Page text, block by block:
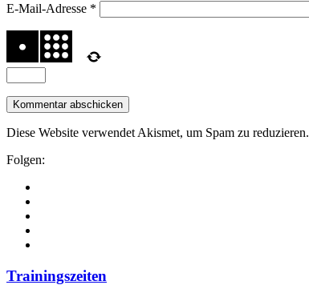
E-Mail-Adresse *
Diese Website verwendet Akismet, um Spam zu reduzieren.
Folgen:
Trainingszeiten